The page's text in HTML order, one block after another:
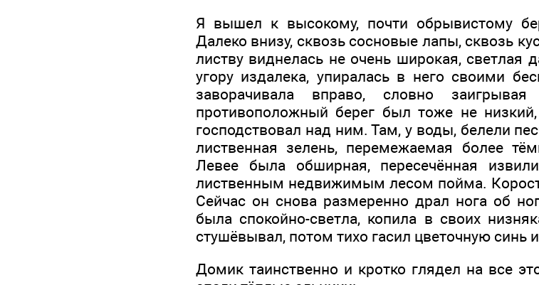
Я вышел к высокому, почти обрывистому
Далеко внизу, сквозь сосновые лапы, сквозь
листву виднелась не очень широкая, светлая
угору издалека, упиралась в него своими
заворачивала вправо, словно
противоположный берег был тоже не
господствовал над ним. Там, у воды, белели
лиственная зелень, перемежаемая более
Левее была обширная, пересечённая
лиственным недвижимым лесом пойма.
Сейчас он снова размеренно драл нога об
была спокойно-светла, копила в своих
стушёвывал, потом тихо гасил цветочную синь
Домик таинственно и кротко глядел на все